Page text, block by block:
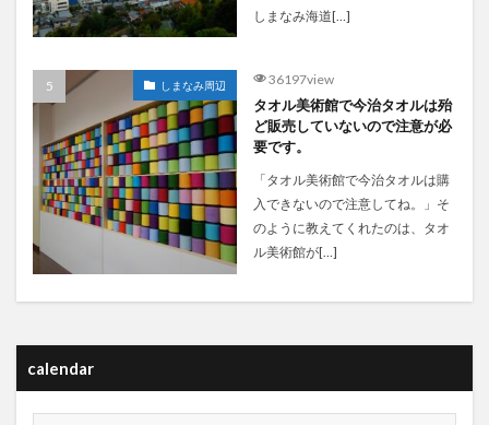
しまなみ海道[…]
しまなみ周辺 36197view
タオル美術館で今治タオルは殆
ど販売していないので注意が必
要です。
「タオル美術館で今治タオルは購
入できないので注意してね。」そ
のように教えてくれたのは、タオ
ル美術館が[…]
calendar